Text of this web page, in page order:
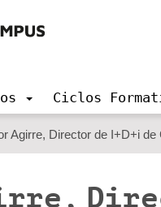
Ciclos
Agirre, Director de I+D+i